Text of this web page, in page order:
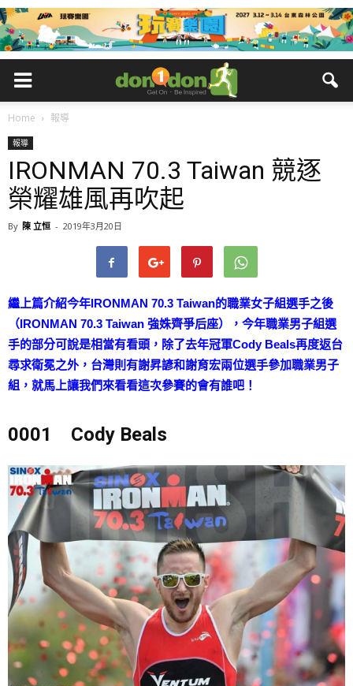
Home 報導
報導
IRONMAN 70.3 Taiwan 競逐
榮耀雄風再吹起
By 陳 立恒 - 2019年3月20日
繼上篇介紹今年IRONMAN 70.3 Taiwan的職業女子組選手之後
（IRONMAN 70.3 Taiwan 強姝齊爭后座），今年職業男子組選
手的部分可說是相當有看頭，除了去年冠軍Cody Beals再度返台
尋求衛冕之外，台灣則有謝昇諺和謝育宏兩位選手參加職業男子
組，就馬上讓我們來看看這次參賽的會有誰吧！
0001 Cody Beals